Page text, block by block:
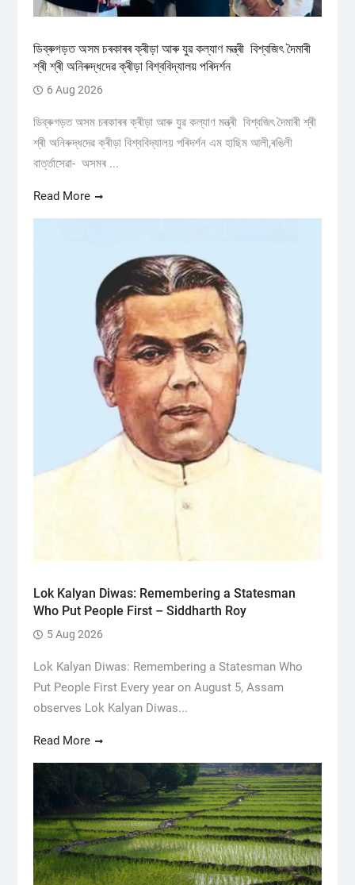
ডিব্ৰুগড়ত অসম চৰকাৰৰ ক্ৰীড়া আৰু যুৱ কল্যাণ মন্ত্ৰী বিশ্বজিৎ দৈমাৰী
শ্ৰী শ্ৰী অনিৰুদ্ধদেৱ ক্ৰীড়া বিশ্ববিদ্যালয় পৰিদৰ্শন
6 Aug 2026
ডিব্ৰুগড়ত অসম চৰকাৰৰ ক্ৰীড়া আৰু যুৱ কল্যাণ মন্ত্ৰী বিশ্বজিৎ দৈমাৰী শ্ৰী
শ্ৰী অনিৰুদ্ধদেৱ ক্ৰীড়া বিশ্ববিদ্যালয় পৰিদৰ্শন এম হাছিম আলী,ৰঙিলী
বাৰ্ত্তাসেৱা- অসমৰ ...
Read More
Lok Kalyan Diwas: Remembering a Statesman
Who Put People First – Siddharth Roy
5 Aug 2026
Lok Kalyan Diwas: Remembering a Statesman Who
Put People First Every year on August 5, Assam
observes Lok Kalyan Diwas...
Read More